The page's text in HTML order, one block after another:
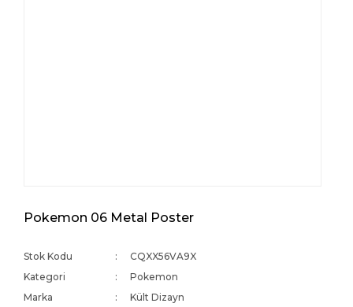
Pokemon 06 Metal Poster
Stok Kodu
CQXX56VA9X
Kategori
Pokemon
Marka
Kült Dizayn